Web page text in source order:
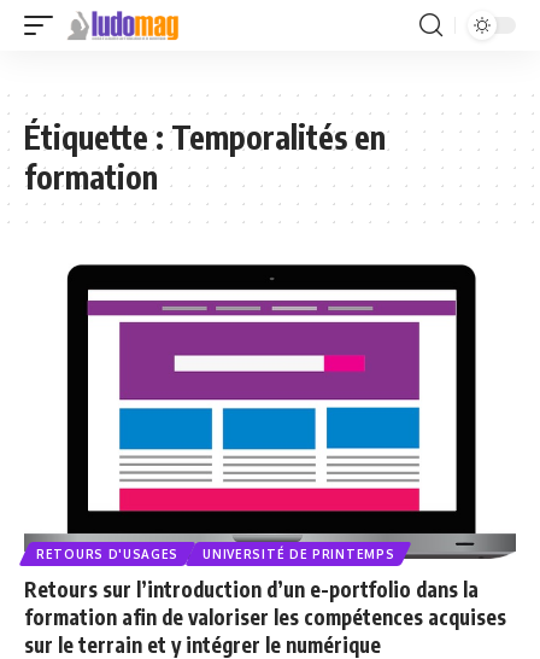
Étiquette :Temporalités en
formation
RETOURS D'USAGES UNIVERSITÉ DE PRINTEMPS
Retours sur l’introduction d’un e-portfolio dans la
formation afin de valoriser les compétences acquises
sur le terrain et y intégrer le numérique